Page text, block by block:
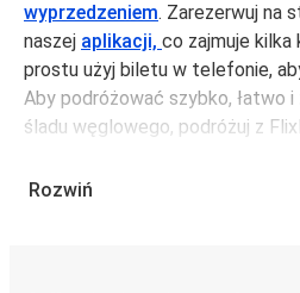
wyprzedzeniem. Zarezerwuj na
naszej aplikacji, co zajmuje kilka
prostu użyj biletu w telefonie,
Aby podróżować szybko, łatwo i
śladu węglowego, podróżuj z
Rozwiń